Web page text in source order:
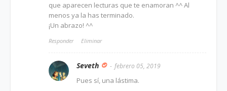
que aparecen lecturas que te enamoran ^^ Al
menos ya la has terminado.
¡Un abrazo! ^^
Responder Eliminar
Seveth febrero 05, 2019
Pues sí, una lástima.